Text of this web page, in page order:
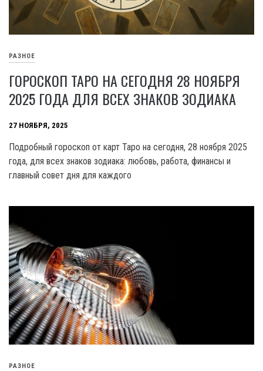
РАЗНОЕ
ГОРОСКОП ТАРО НА СЕГОДНЯ 28 НОЯБРЯ
2025 ГОДА ДЛЯ ВСЕХ ЗНАКОВ ЗОДИАКА
27 НОЯБРЯ, 2025
Подробный гороскоп от карт Таро на сегодня, 28 ноября 2025
года, для всех знаков зодиака: любовь, работа, финансы и
главный совет дня для каждого
РАЗНОЕ